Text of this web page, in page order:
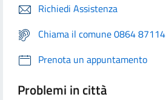
Richiedi Assistenza
Chiama il comune 0864 87114
Prenota un appuntamento
Problemi in città